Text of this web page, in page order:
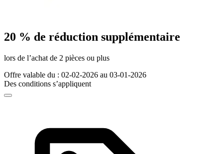
20 % de réduction supplémentaire
lors de l’achat de 2 pièces ou plus
Offre valable du : 02-02-2026 au 03-01-2026
Des conditions s’appliquent